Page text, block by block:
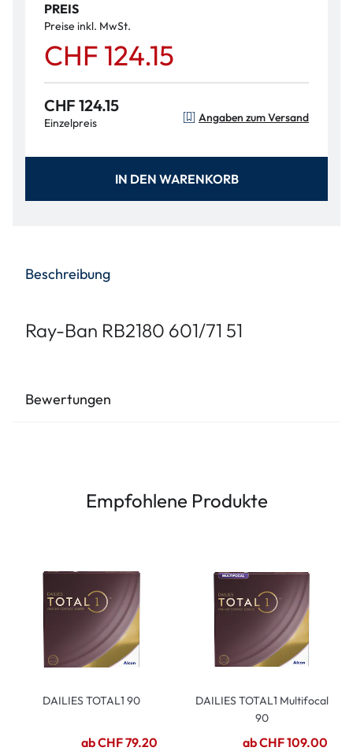
PREIS
Preise inkl. MwSt.
CHF 124.15
CHF 124.15
Einzelpreis Angaben zum Versand
IN DEN WARENKORB
Beschreibung
Ray-Ban RB2180 601/71 51
Bewertungen
Empfohlene Produkte
DAILIES TOTAL1 90
ab CHF 79.20
DAILIES TOTAL1 Multifocal
90
ab CHF 109.00